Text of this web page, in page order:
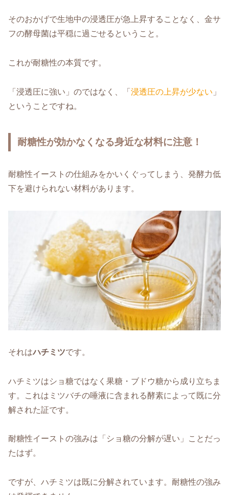
そのおかげで生地中の浸透圧が急上昇することなく、金サ
フの酵母菌は平穏に過ごせるということ。
これが耐糖性の本質です。
「浸透圧に強い」のではなく、「 浸透圧の上昇が少ない 」
ということですね。
耐糖性が効かなくなる身近な材料に注意！
耐糖性イーストの仕組みをかいくぐってしまう、発酵力低
下を避けられない材料があります。
それはハチミツです。
ハチミツはショ糖ではなく果糖・ブドウ糖から成り立ちま
す。これはミツバチの唾液に含まれる酵素によって既に分
解された証です。
耐糖性イーストの強みは「ショ糖の分解が遅い」ことだっ
たはず。
ですが、ハチミツは既に分解されています。耐糖性の強み